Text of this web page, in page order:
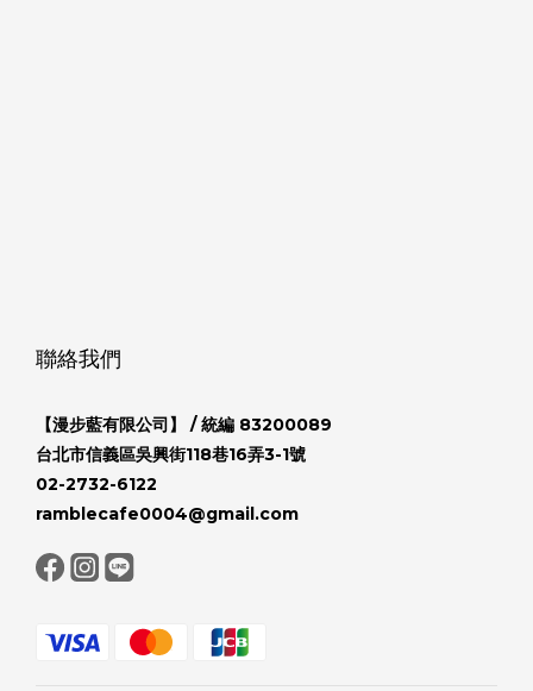
聯絡我們
【漫步藍有限公司】
/ 統編 83200089
台北市信義區吳興街118巷16弄3-1號
02-2732-6122
ramblecafe0004@gmail.com